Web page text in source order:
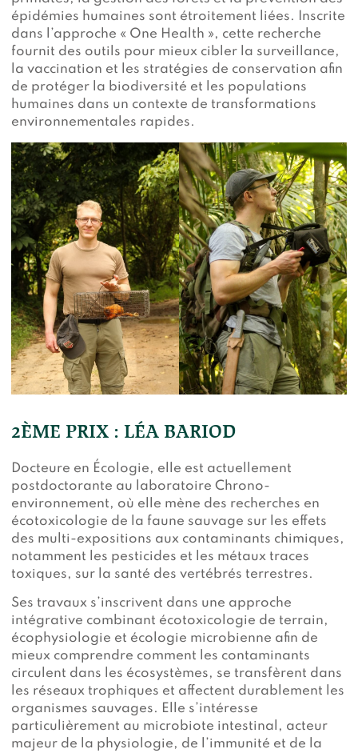
épidémies humaines sont étroitement liées. Inscrite
dans l’approche « One Health », cette recherche
fournit des outils pour mieux cibler la surveillance,
la vaccination et les stratégies de conservation afin
de protéger la biodiversité et les populations
humaines dans un contexte de transformations
environnementales rapides.
2ÈME PRIX : LÉA BARIOD
Docteure en Écologie, elle est actuellement
postdoctorante au laboratoire Chrono-
environnement, où elle mène des recherches en
écotoxicologie de la faune sauvage sur les effets
des multi-expositions aux contaminants chimiques,
notamment les pesticides et les métaux traces
toxiques, sur la santé des vertébrés terrestres.
Ses travaux s’inscrivent dans une approche
intégrative combinant écotoxicologie de terrain,
écophysiologie et écologie microbienne afin de
mieux comprendre comment les contaminants
circulent dans les écosystèmes, se transfèrent dans
les réseaux trophiques et affectent durablement les
organismes sauvages. Elle s’intéresse
particulièrement au microbiote intestinal, acteur
majeur de la physiologie, de l’immunité et de la